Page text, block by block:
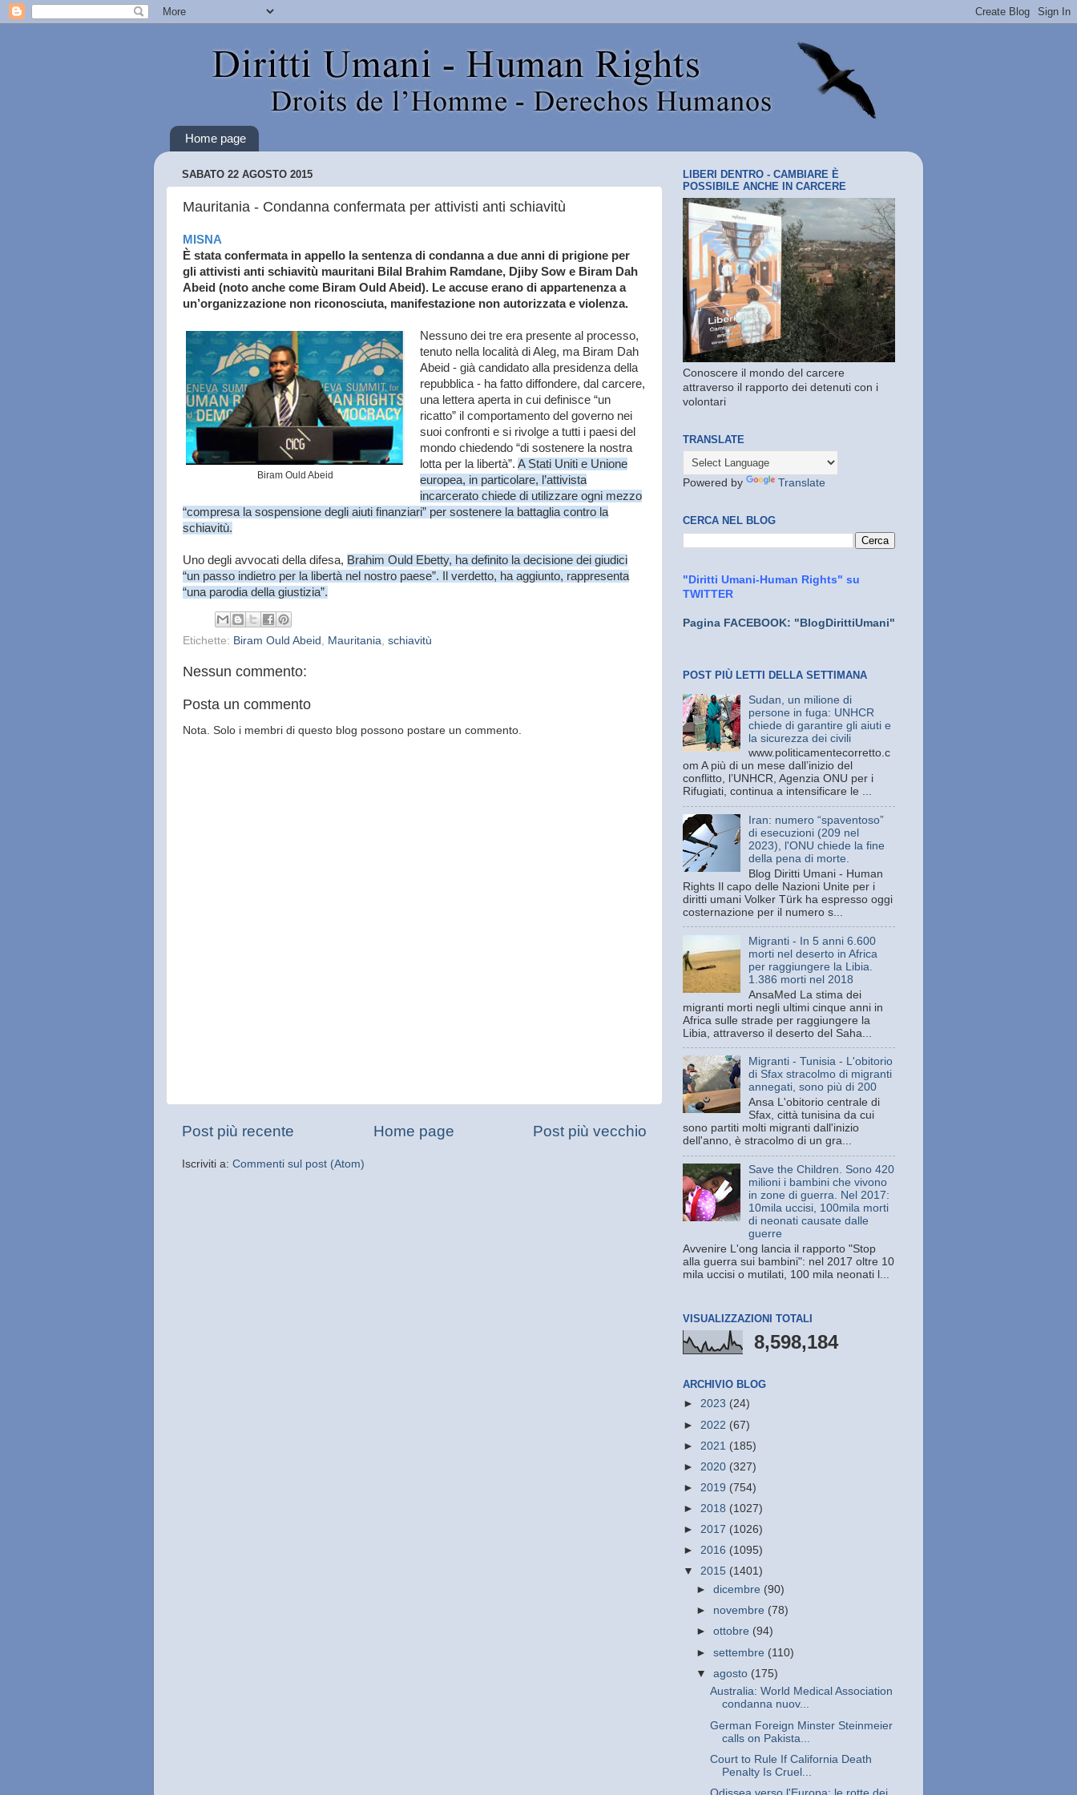
Home page
SABATO 22 AGOSTO 2015
Mauritania - Condanna confermata per attivisti anti schiavitù
MISNA
È stata confermata in appello la sentenza di condanna a due anni di prigione per
gli attivisti anti schiavitù mauritani Bilal Brahim Ramdane, Djiby Sow e Biram Dah
Abeid (noto anche come Biram Ould Abeid). Le accuse erano di appartenenza a
un’organizzazione non riconosciuta, manifestazione non autorizzata e violenza.
Biram Ould Abeid
Nessuno dei tre era presente al processo,
tenuto nella località di Aleg, ma Biram Dah
Abeid - già candidato alla presidenza della
repubblica - ha fatto diffondere, dal carcere,
una lettera aperta in cui definisce “un
ricatto” il comportamento del governo nei
suoi confronti e si rivolge a tutti i paesi del
mondo chiedendo “di sostenere la nostra
lotta per la libertà”. A Stati Uniti e Unione
europea, in particolare, l’attivista
incarcerato chiede di utilizzare ogni mezzo
“compresa la sospensione degli aiuti finanziari” per sostenere la battaglia contro la
schiavitù.
Uno degli avvocati della difesa, Brahim Ould Ebetty, ha definito la decisione dei giudici
“un passo indietro per la libertà nel nostro paese”. Il verdetto, ha aggiunto, rappresenta
“una parodia della giustizia”.
Etichette: Biram Ould Abeid Mauritania schiavitù
Nessun commento:
Posta un commento
Nota. Solo i membri di questo blog possono postare un commento.
Post più recente Post più vecchio
Home page
Iscriviti a: Commenti sul post (Atom)
LIBERI DENTRO - CAMBIARE È
POSSIBILE ANCHE IN CARCERE
Conoscere il mondo del carcere
attraverso il rapporto dei detenuti con i
volontari
TRANSLATE
Powered by Translate
CERCA NEL BLOG
"Diritti Umani-Human Rights" su
TWITTER
Pagina FACEBOOK: "BlogDirittiUmani"
POST PIÙ LETTI DELLA SETTIMANA
Sudan, un milione di
persone in fuga: UNHCR
chiede di garantire gli aiuti e
la sicurezza dei civili
www.politicamentecorretto.c
om A più di un mese dall’inizio del
conflitto, l’UNHCR, Agenzia ONU per i
Rifugiati, continua a intensificare le ...
Iran: numero “spaventoso”
di esecuzioni (209 nel
2023), l'ONU chiede la fine
della pena di morte.
Blog Diritti Umani - Human
Rights Il capo delle Nazioni Unite per i
diritti umani Volker Türk ha espresso oggi
costernazione per il numero s...
Migranti - In 5 anni 6.600
morti nel deserto in Africa
per raggiungere la Libia.
1.386 morti nel 2018
AnsaMed La stima dei
migranti morti negli ultimi cinque anni in
Africa sulle strade per raggiungere la
Libia, attraverso il deserto del Saha...
Migranti - Tunisia - L'obitorio
di Sfax stracolmo di migranti
annegati, sono più di 200
Ansa L'obitorio centrale di
Sfax, città tunisina da cui
sono partiti molti migranti dall'inizio
dell'anno, è stracolmo di un gra...
Save the Children. Sono 420
milioni i bambini che vivono
in zone di guerra. Nel 2017:
10mila uccisi, 100mila morti
di neonati causate dalle
guerre
Avvenire L'ong lancia il rapporto "Stop
alla guerra sui bambini": nel 2017 oltre 10
mila uccisi o mutilati, 100 mila neonati l...
VISUALIZZAZIONI TOTALI
8,598,184
ARCHIVIO BLOG
► 2023 (24)
► 2022 (67)
► 2021 (185)
► 2020 (327)
► 2019 (754)
► 2018 (1027)
► 2017 (1026)
► 2016 (1095)
▼ 2015 (1401)
►dicembre (90)
► novembre (78)
►ottobre (94)
►settembre (110)
▼agosto (175)
Australia: World Medical Association
condanna nuov...
German Foreign Minster Steinmeier
calls on Pakista...
Court to Rule If California Death
Penalty Is Cruel...